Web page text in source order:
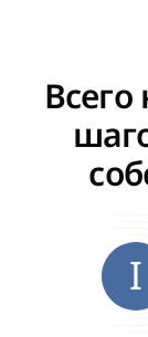
Всего
I